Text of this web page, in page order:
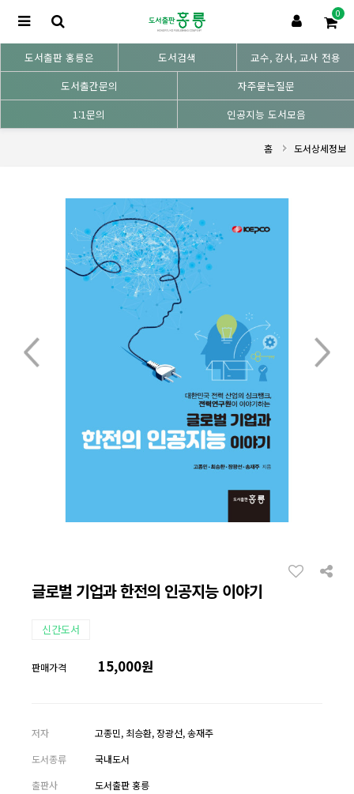
0
도서출판 홍릉은 도서검색
교수, 강사, 교사 전용
도서출간문의
자주묻는질문
1:1문의
인공지능 도서모음
홈 도서상세정보
글로벌 기업과 한전의 인공지능 이야기
신간도서
판매가격 15,000원
저자
고종민, 최승환, 장광선, 송재주
도서종류
국내도서
출판사
도서출판 홍릉